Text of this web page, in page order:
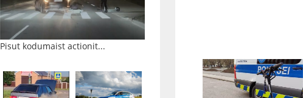
Pisut kodumaist actionit...